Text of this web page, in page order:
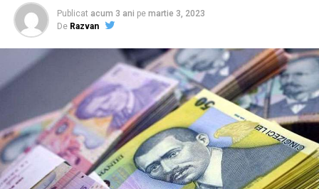
Publicat acum 3 ani pe martie 3, 2023
De Razvan